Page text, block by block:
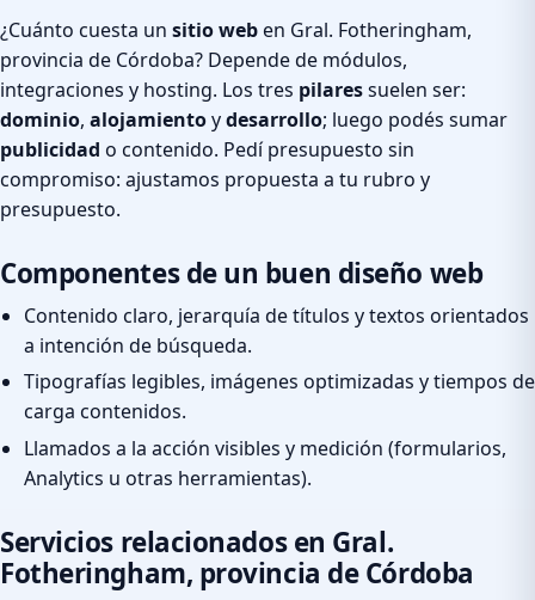
¿Cuánto cuesta un sitio weben Gral. Fotheringham,
provincia de Córdoba? Depende de módulos,
integraciones y hosting. Los tres pilaressuelen ser:
dominio, alojamientoydesarrollo; luego podés sumar
publicidad o contenido. Pedí presupuesto sin
compromiso: ajustamos propuesta a tu rubro y
presupuesto.
Componentes de un buen diseño web
Contenido claro, jerarquía de títulos y textos orientados
a intención de búsqueda.
Tipografías legibles, imágenes optimizadas y tiempos de
carga contenidos.
Llamados a la acción visibles y medición (formularios,
Analytics u otras herramientas).
Servicios relacionados en Gral.
Fotheringham, provincia de Córdoba